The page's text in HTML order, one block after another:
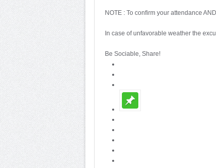
NOTE : To confirm your attendance
In case of unfavorable weather the
Be Sociable, Share!